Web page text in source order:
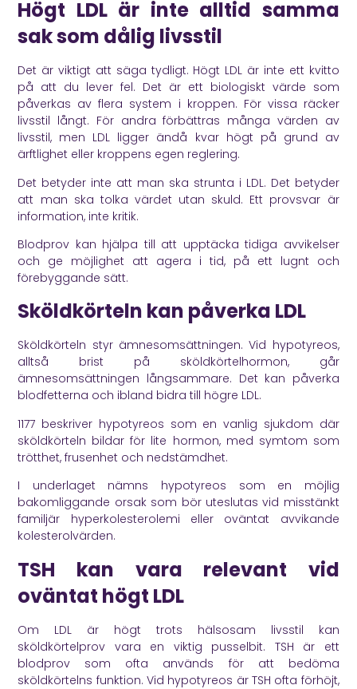
Högt LDL är inte alltid samma
sak som dålig livsstil
Det är viktigt att säga tydligt. Högt LDL är inte ett kvitto
på att du lever fel. Det är ett biologiskt värde som
påverkas av flera system i kroppen. För vissa räcker
livsstil långt. För andra förbättras många värden av
livsstil, men LDL ligger ändå kvar högt på grund av
ärftlighet eller kroppens egen reglering.
Det betyder inte att man ska strunta i LDL. Det betyder
att man ska tolka värdet utan skuld. Ett provsvar är
information, inte kritik.
Blodprov kan hjälpa till att upptäcka tidiga avvikelser
och ge möjlighet att agera i tid, på ett lugnt och
förebyggande sätt.
Sköldkörteln kan påverka LDL
Sköldkörteln styr ämnesomsättningen. Vid hypotyreos,
alltså brist på sköldkörtelhormon, går
ämnesomsättningen långsammare. Det kan påverka
blodfetterna och ibland bidra till högre LDL.
1177 beskriver hypotyreos som en vanlig sjukdom där
sköldkörteln bildar för lite hormon, med symtom som
trötthet, frusenhet och nedstämdhet.
I underlaget nämns hypotyreos som en möjlig
bakomliggande orsak som bör uteslutas vid misstänkt
familjär hyperkolesterolemi eller oväntat avvikande
kolesterolvärden.
TSH kan vara relevant vid
oväntat högt LDL
Om LDL är högt trots hälsosam livsstil kan
sköldkörtelprov vara en viktig pusselbit. TSH är ett
blodprov som ofta används för att bedöma
sköldkörtelns funktion. Vid hypotyreos är TSH ofta förhöjt,